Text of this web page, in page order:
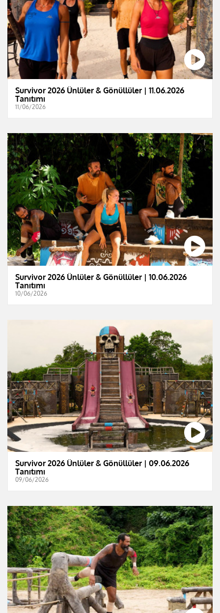
Survivor 2026 Ünlüler & Gönüllüler | 11.06.2026
Tanıtımı
11/06/2026
Survivor 2026 Ünlüler & Gönüllüler | 10.06.2026
Tanıtımı
10/06/2026
Survivor 2026 Ünlüler & Gönüllüler | 09.06.2026
Tanıtımı
09/06/2026